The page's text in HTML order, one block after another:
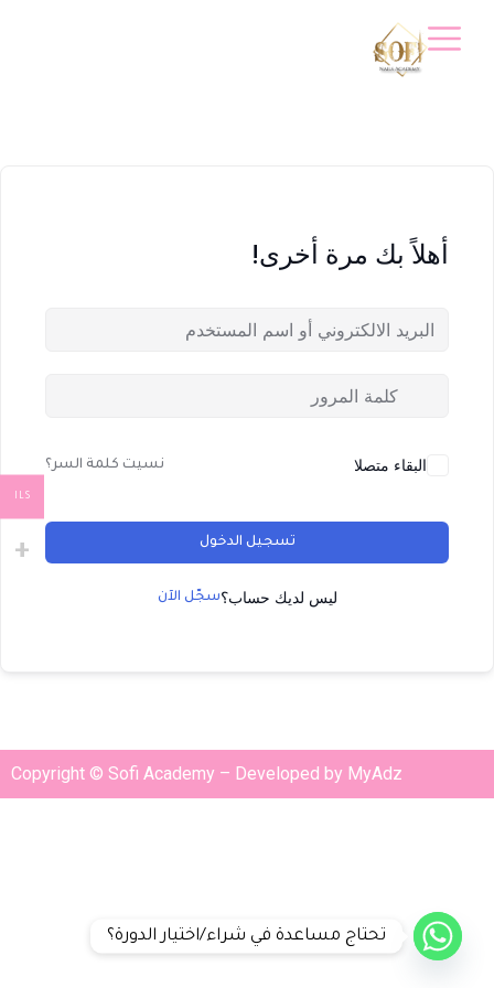
أهلاً بك مرة أخرى!
البقاء متصلا نسيت كلمة السر؟
تسجيل الدخول
ليس لديك حساب؟سجّل الآن
Copyright © Sofi Academy – Developed by MyAdz
ILS
تحتاج مساعدة في شراء/اختيار الدورة؟